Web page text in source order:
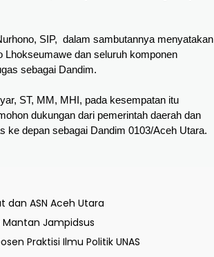
SIP,  dalam sambutannya menyatakan
dan seluruh komponen
sebagai Dandim.
ST, MM, MHI, pada kesempatan itu
dukungan dari pemerintah daerah dan
ke depan sebagai Dandim 0103/Aceh Utara.
dan ASN Aceh Utara
Mantan Jampidsus
Praktisi Ilmu Politik UNAS